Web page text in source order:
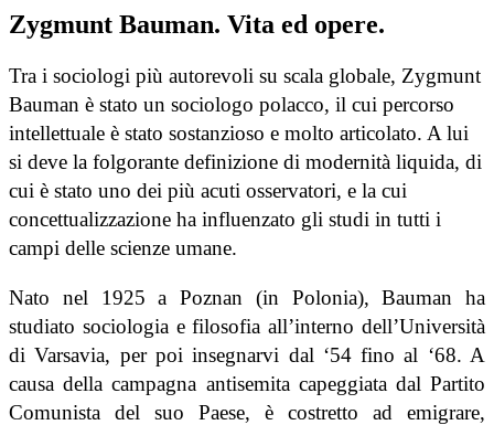
Zygmunt Bauman. Vita ed opere.
Tra i sociologi più autorevoli su scala globale, Zygmunt
Bauman è stato un sociologo polacco, il cui percorso
intellettuale è stato sostanzioso e molto articolato. A lui
si deve la folgorante definizione di modernità liquida, di
cui è stato uno dei più acuti osservatori, e la cui
concettualizzazione ha influenzato gli studi in tutti i
campi delle scienze umane.
Nato nel 1925 a Poznan (in Polonia), Bauman ha
studiato sociologia e filosofia all’interno dell’Università
di Varsavia, per poi insegnarvi dal ‘54 fino al ‘68. A
causa della campagna antisemita capeggiata dal Partito
Comunista del suo Paese, è costretto ad emigrare,